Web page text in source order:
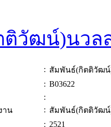
ติวัฒน์)นวล
: สัมพันธ์(กิตติวัฒ
: B03622
:
าน
: สัมพันธ์(กิตติวัฒ
: 2521